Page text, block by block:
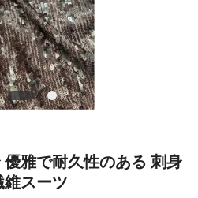
雅で耐久性のある 刺身
スーツ